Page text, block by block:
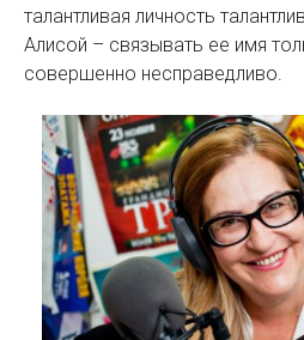
талантливая личность
Алисой – связывать ее имя
совершенно несправедливо.